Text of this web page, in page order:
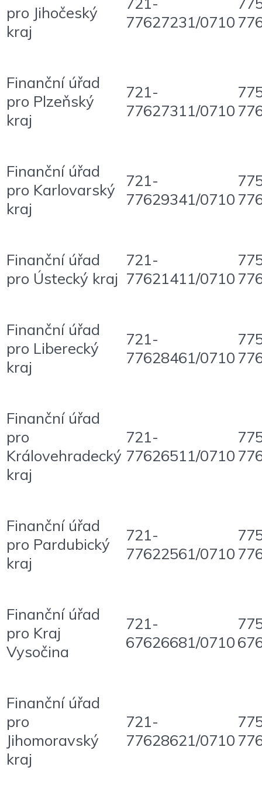
pro Jihočeský
kraj
77627231/0710
Finanční úřad
pro Plzeňský
kraj
721-
77627311/0710
Finanční úřad
pro Karlovarský
kraj
721-
77629341/0710
Finanční úřad
pro Ústecký kraj
721-
77621411/0710
Finanční úřad
pro Liberecký
kraj
721-
77628461/0710
Finanční úřad
pro
Královehradecký
kraj
721-
77626511/0710
Finanční úřad
pro Pardubický
kraj
721-
77622561/0710
Finanční úřad
pro Kraj
Vysočina
721-
67626681/0710
Finanční úřad
pro
Jihomoravský
kraj
721-
77628621/0710